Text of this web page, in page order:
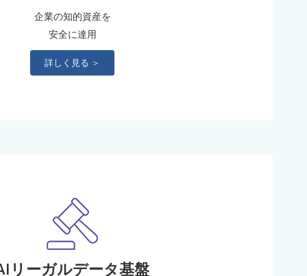
企業の知的資産を
安全に達用
詳しく見る ＞
リーガルデータ基盤